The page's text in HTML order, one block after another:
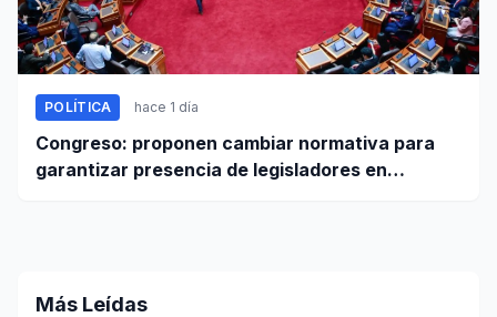
POLÍTICA hace 1 día
Congreso: proponen cambiar normativa para
garantizar presencia de legisladores en
Más Leídas